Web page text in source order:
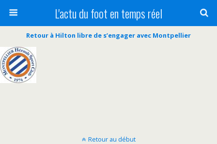
L'actu du foot en temps réel
Retour à Hilton libre de s’engager avec Montpellier
Retour au début